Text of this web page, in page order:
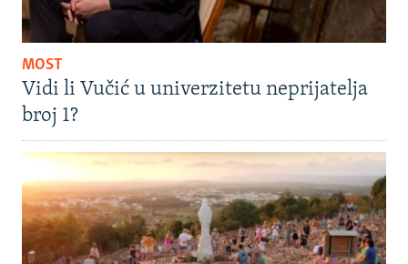
MOST
Vidi li Vučić u univerzitetu neprijatelja
broj 1?